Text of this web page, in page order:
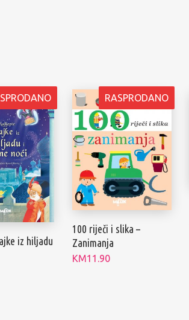
iz hiljadu
RASPRODANO
100 riječi i slika –
Zanimanja
KM11.90